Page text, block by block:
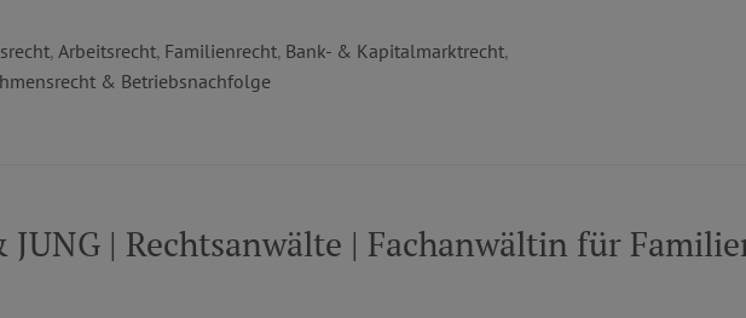
, Arbeitsrecht, Familienrecht, Bank- & Kapitalmarktrecht,
& Betriebsnachfolge
JUNG | Rechtsanwälte | Fachanwältin für